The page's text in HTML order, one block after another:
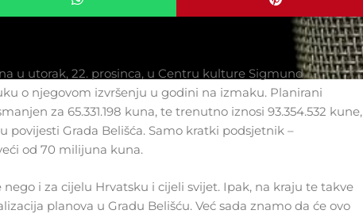
u utorak, 22. prosinca, u Centru kulture Sigmund
o njegovom izvršenju u godini na izmaku. Planirani
za 65.331.198 kuna, te trenutno iznosi 93.354.532 kune,
Grada Belišća. Samo kratki podsjetnik –
od 70 milijuna kuna.
i za cijelu Hrvatsku i cijeli svijet. Ipak, na kraju te takve
planova u Gradu Belišću. Već sada znamo da će ovo